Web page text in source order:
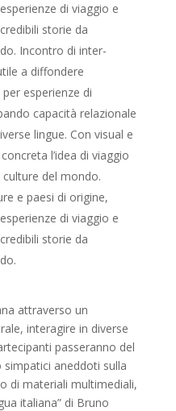
di viaggio e
storie da
Incontro di inter-
a diffondere
esperienze di
capacità relazionale
lingue. Con visual e
l’idea di viaggio
del mondo.
e paesi di origine,
di viaggio e
storie da
attraverso un
interagire in diverse
passeranno del
aneddoti sulla
di materiali multimediali,
italiana” di Bruno